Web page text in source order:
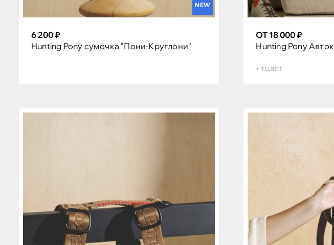
NEW
6 200 ₽
Hunting Pony сумочка "Пони-Круглони"
ОТ 18 000 ₽
Hunting Pony
+ 1 ЦВЕТ